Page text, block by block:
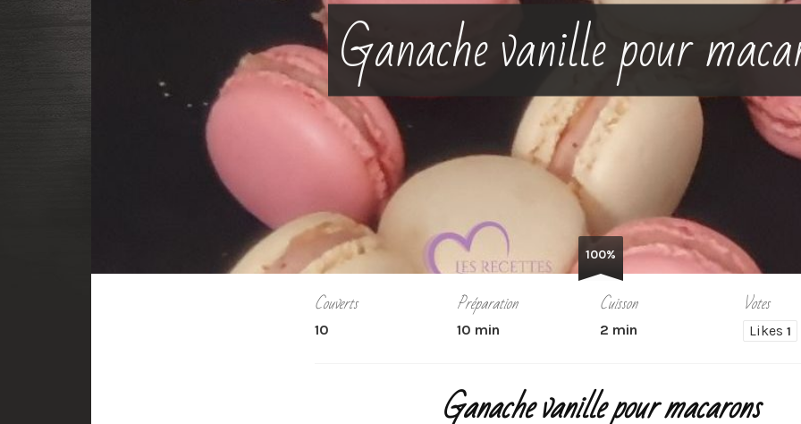
Ganache vanille pour
100%
Couverts
10
Préparation
10 min
Cuisson
2 min
Votes
Likes 1
Ganache vanille pour macarons